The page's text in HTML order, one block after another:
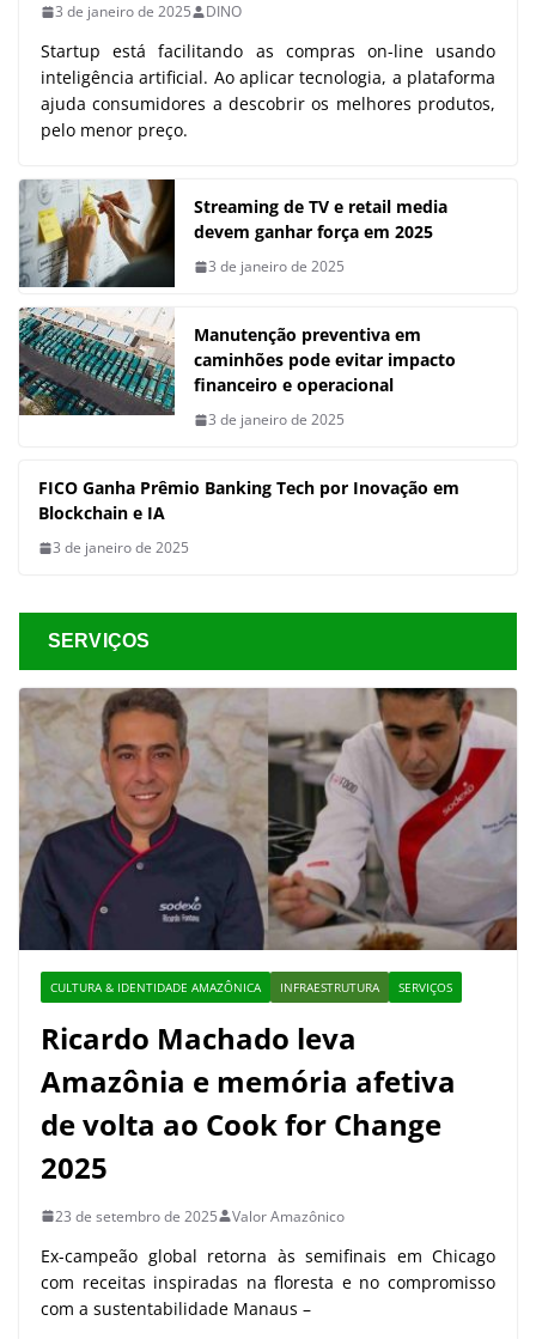
3 de janeiro de 2025 DINO
Startup está facilitando as compras on-line usando
inteligência artificial. Ao aplicar tecnologia, a plataforma
ajuda consumidores a descobrir os melhores produtos,
pelo menor preço.
Streaming de TV e retail media
devem ganhar força em 2025
3 de janeiro de 2025
Manutenção preventiva em
caminhões pode evitar impacto
financeiro e operacional
3 de janeiro de 2025
FICO Ganha Prêmio Banking Tech por Inovação em
Blockchain e IA
3 de janeiro de 2025
SERVIÇOS
CULTURA & IDENTIDADE AMAZÔNICA INFRAESTRUTURA SERVIÇOS
Ricardo Machado leva
Amazônia e memória afetiva
de volta ao Cook for Change
2025
23 de setembro de 2025 Valor Amazônico
Ex-campeão global retorna às semifinais em Chicago
com receitas inspiradas na floresta e no compromisso
com a sustentabilidade Manaus –